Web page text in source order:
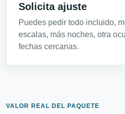
Solicita ajuste
Puedes pedir todo incluido,
escalas, más noches, otra
fechas cercanas.
VALOR REAL DEL PAQUETE